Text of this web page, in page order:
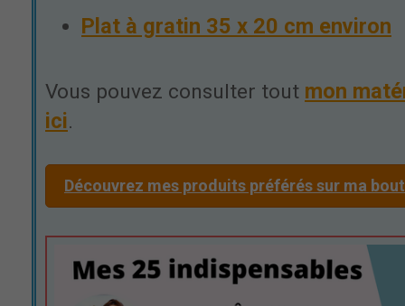
Plat à gratin 35 x 20 cm environ
Vous pouvez consulter tout mon
ici.
Découvrez mes produits préférés sur ma